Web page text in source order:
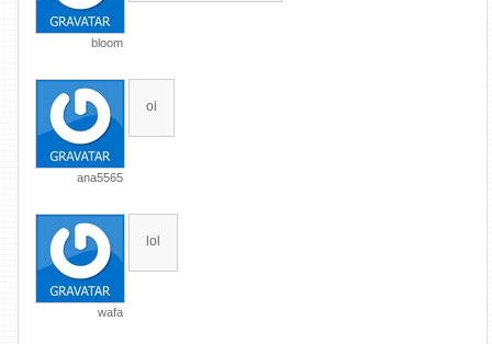
bloom
ana5565
oi
wafa
lol